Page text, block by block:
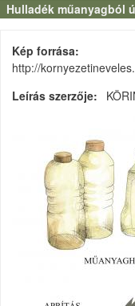
Hulladék műanyagból
Kép forrása
http://
Leírás szerzője